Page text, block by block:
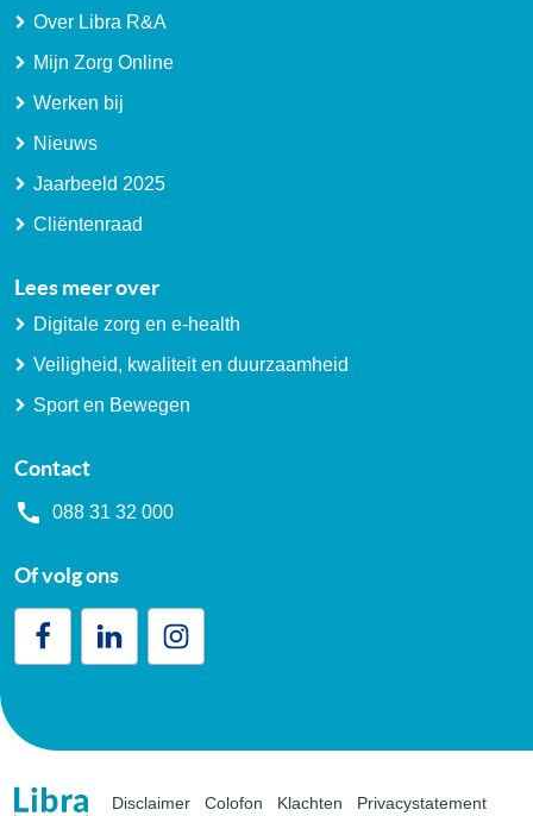
Over Libra R&A
Mijn Zorg Online
Werken bij
Nieuws
Jaarbeeld 2025
Cliëntenraad
Lees meer over
Digitale zorg en e-health
Veiligheid, kwaliteit en duurzaamheid
Sport en Bewegen
Contact
088 31 32 000
Of volg ons
Disclaimer Colofon Klachten Privacystatement